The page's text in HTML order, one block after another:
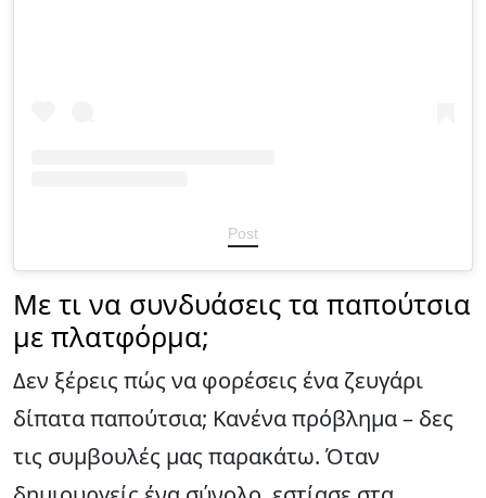
Post
Με τι να συνδυάσεις τα παπούτσια
με πλατφόρμα;
Δεν ξέρεις πώς να φορέσεις ένα ζευγάρι
δίπατα παπούτσια; Κανένα πρόβλημα – δες
τις συμβουλές μας παρακάτω. Όταν